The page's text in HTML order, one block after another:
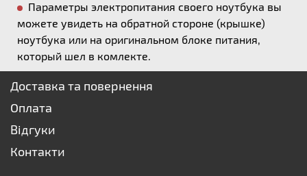
Параметры электропитания своего ноутбука вы
можете увидеть на обратной стороне (крышке)
ноутбука или на оригинальном блоке питания,
который шел в комлекте.
Доставка та повернення
Оплата
Відгуки
Контакти